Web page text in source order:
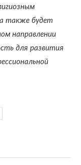
также будет
направлении
для развития